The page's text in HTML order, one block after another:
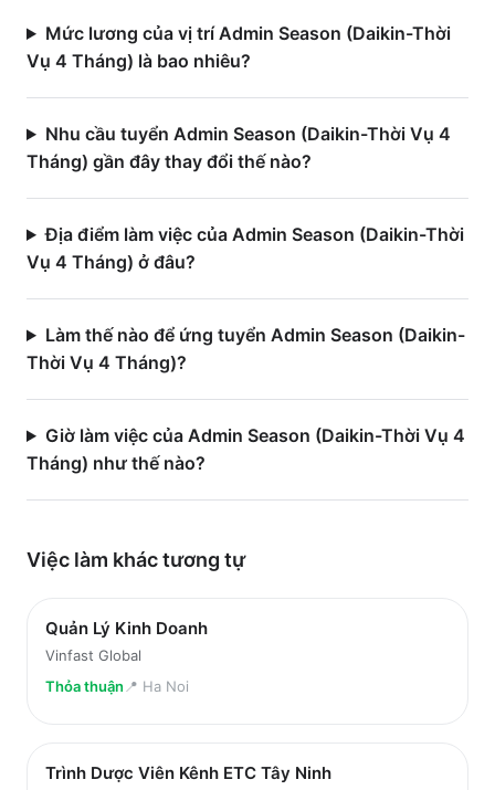
Mức lương của vị trí Admin Season (Daikin-Thời
Vụ 4 Tháng) là bao nhiêu?
Nhu cầu tuyển Admin Season (Daikin-Thời Vụ 4
Tháng) gần đây thay đổi thế nào?
Địa điểm làm việc của Admin Season (Daikin-Thời
Vụ 4 Tháng) ở đâu?
Làm thế nào để ứng tuyển Admin Season (Daikin-
Thời Vụ 4 Tháng)?
Giờ làm việc của Admin Season (Daikin-Thời Vụ 4
Tháng) như thế nào?
Việc làm kháctương tự
Quản Lý Kinh Doanh
Vinfast Global
Thỏa thuận 📍 Ha Noi
Trình Dược Viên Kênh ETC Tây Ninh